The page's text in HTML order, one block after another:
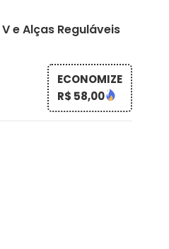
e Alças Reguláveis
ECONOMIZE
R$ 58,00